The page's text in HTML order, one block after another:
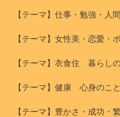
【テーマ】仕事・勉強・人
【テーマ】女性美・恋愛・
【テーマ】衣食住 暮らし
【テーマ】健康 心身のこと
【テーマ】豊かさ・成功・